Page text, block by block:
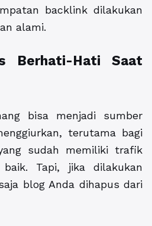
backlink dilakukan
alami.
Berhati-Hati Saat
bisa menjadi sumber
terutama bagi
sudah memiliki trafik
Tapi, jika dilakukan
blog Anda dihapus dari